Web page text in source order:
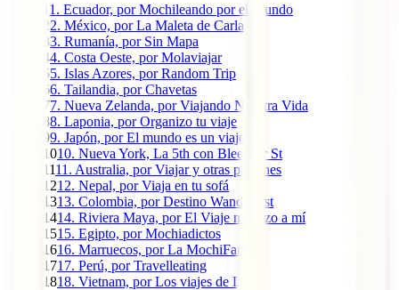
1. Ecuador, por Mochileando por el Mundo
22. México, por La Maleta de Carla
33. Rumanía, por Sin Mapa
44. Costa Oeste, por Molaviajar
55. Islas Azores, por Random Trip
66. Tailandia, por Chavetas
77. Nueva Zelanda, por Viajando Nuestra Vida
88. Laponia, por Organizo tu viaje
99. Japón, por El mundo es un viaje
1010. Nueva York, La 5th con Bleecker St
1111. Australia, por Viajar y otras pasiones
1212. Nepal, por Viaja en tu sofá
1313. Colombia, por Destino Wanderlust
1414. Riviera Maya, por El Viaje me hizo a mí
1515. Egipto, por Mochiadictos
1616. Marruecos, por La MochiFamily
1717. Perú, por Travelleating
1818. Vietnam, por Los viajes de Domi